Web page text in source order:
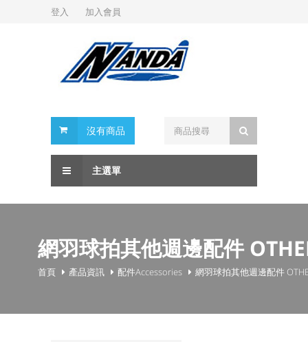
登入 加入會員
沒有商品
主選單
網羽球拍其他週邊配件
首頁 產品資訊 配件Accessories 網羽球拍其他週邊配件